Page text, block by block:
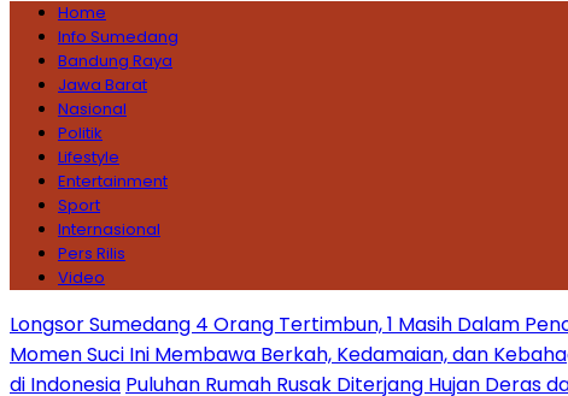
Home
Info Sumedang
Bandung Raya
Jawa Barat
Nasional
Politik
Lifestyle
Entertainment
Sport
Internasional
Pers Rilis
Video
Longsor Sumedang 4 Orang Tertimbun, 1 Masih Dalam
Momen Suci Ini Membawa Berkah, Kedamaian, dan
di Indonesia Puluhan Rumah Rusak Diterjang Hujan Deras